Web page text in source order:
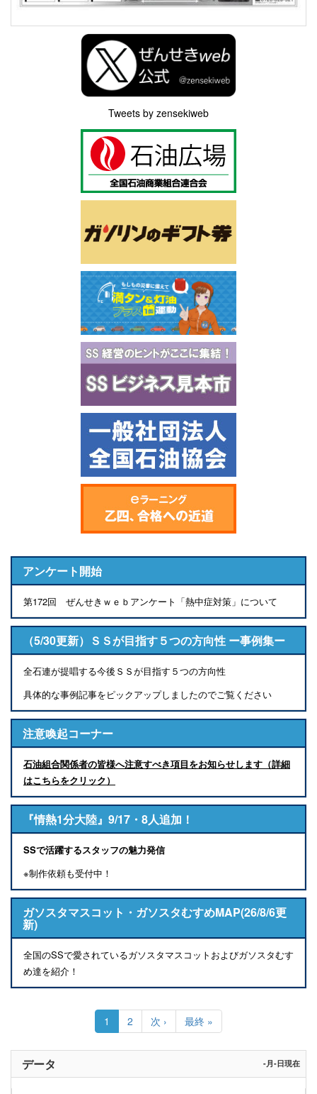
Tweets by zensekiweb
アンケート開始
第172回 ぜんせきｗｅｂアンケート「熱中症対策」について
（5/30更新）ＳＳが目指す５つの方向性 ー事例集ー
全石連が提唱する今後ＳＳが目指す５つの方向性
具体的な事例記事をピックアップしましたのでご覧ください
注意喚起コーナー
石油組合関係者の皆様へ注意すべき項目をお知らせします（詳細
はこちらをクリック）
『情熱1分大陸』9/17・8人追加！
SSで活躍するスタッフの魅力発信
※制作依頼も受付中！
ガソスタマスコット・ガソスタむすめMAP(26/8/6更
新)
全国のSSで愛されているガソスタマスコットおよびガソスタむす
め達を紹介！
送
り
カ
レ
ン
ペ
1 Page
2
次
ペ
ー
次 ›
最
終
ペ
ジ
最終 »
データ -月-日現在